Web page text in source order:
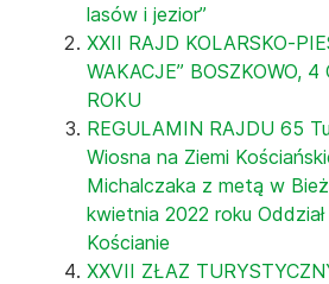
lasów i jezior”
XXII RAJD KOLARSKO-
WAKACJE” BOSZKOWO, 4
ROKU
REGULAMIN RAJDU 65
Wiosna na Ziemi
Michalczaka z metą w
kwietnia 2022 roku
Kościanie
XXVII ZŁAZ